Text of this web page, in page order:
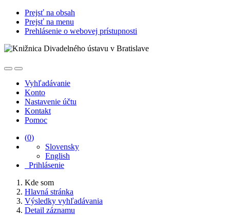
Prejsť na obsah
Prejsť na menu
Prehlásenie o webovej prístupnosti
Vyhľadávanie
Konto
Nastavenie účtu
Kontakt
Pomoc
(0)
Slovensky
English
Prihlásenie
Kde som
Hlavná stránka
Výsledky vyhľadávania
Detail záznamu